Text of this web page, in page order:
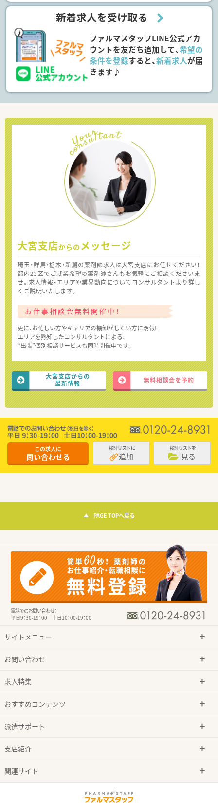
新着求人を受け取る
ファルマスタッフLINE公式アカ
ウントを友だち追加して、希望の
条件を登録すると、新着求人が届
きます♪
大宮支店からの メッセージ
埼玉・群馬・栃木・新潟の薬剤師求人は大宮支店にお任せください！
都内23区でご就業希望の薬剤師さんもお気軽にご相談くださいま
せ。求人情報・エリアや業界動向についてコンサルタントより詳し
くご説明いたします。
お仕事相談会無料開催中！
更に、お忙しい方やキャリアの棚卸がしたい方に朗報!
エリアを熟知したコンサルタントによる、
“出張”個別相談サービスも同時開催中です。
大宮支店からの
最新情報
無料相談会を予約
この求人に
問い合わせる
検討リストに
追加
検討リストを
見る
PAGE TOPへ戻る
電話でのお問い合わせ：
平日9：30-19：00 土日10：00-19：00
サイトメニュー
お問い合わせ
求人特集
おすすめコンテンツ
派遣サポート
支店紹介
関連サイト